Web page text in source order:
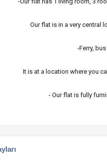
Our flat is in a very central
-Ferry,
It is at a location where you
- Our flat is fully